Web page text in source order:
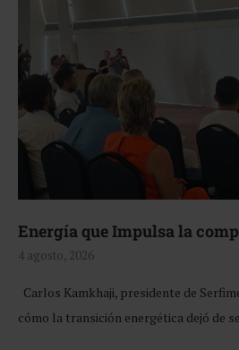
Energía que Impulsa la
4 agosto, 2026
Carlos Kamkhaji, presidente de
cómo la transición energética dejó de